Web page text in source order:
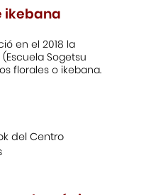
ikebana
en el 2018 la
Sogetsu
florales o ikebana.
del Centro